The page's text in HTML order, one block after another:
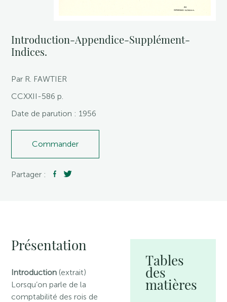
Introduction-Appendice-Supplément-
Indices.
Par R. FAWTIER
CCXXII-586 p.
Date de parution : 1956
Commander
Partager :
Présentation
Introduction (extrait)
Lorsqu’on parle de la
comptabilité des rois de
Tables
des
matières